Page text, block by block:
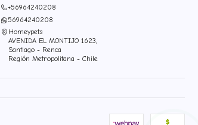
+56964240208
56964240208
Homeypets
AVENIDA EL MONTIJO 1623,
Santiago - Renca
Región Metropolitana - Chile